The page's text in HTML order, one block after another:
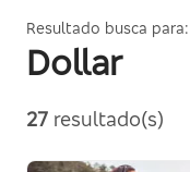
Resultado busca para:
Dollar
27 resultado(s)